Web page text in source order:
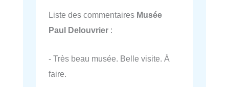
Liste des commentaires Musée
Paul Delouvrier :
- Très beau musée. Belle visite. À
faire.